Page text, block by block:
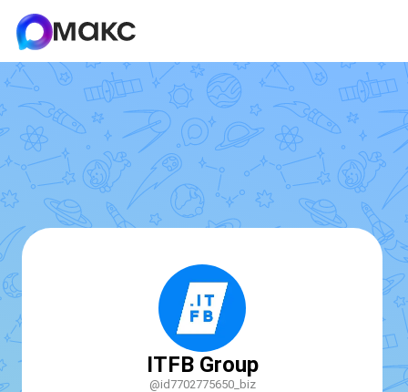
ITFB Group
@id7702775650_biz